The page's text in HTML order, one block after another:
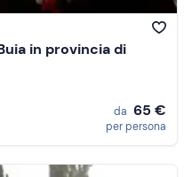
in provincia di
da 65 €
per persona